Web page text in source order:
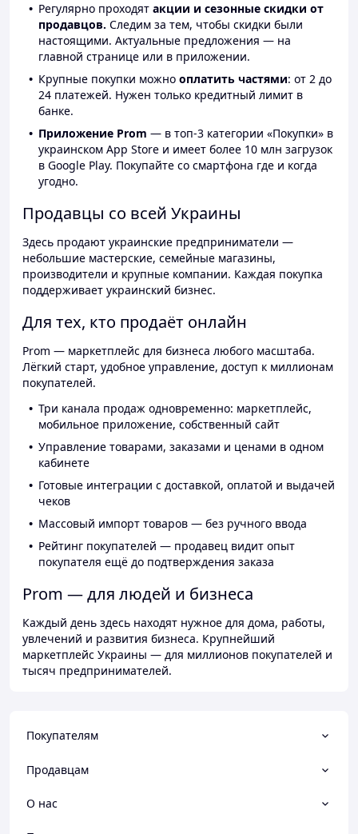
Регулярно проходят акции и сезонные скидки от
продавцов. Следим за тем, чтобы скидки были
настоящими. Актуальные предложения — на
главной странице или в приложении.
Крупные покупки можно оплатить частями: от 2 до
24 платежей. Нужен только кредитный лимит в
банке.
Приложение Prom — в топ-3 категории «Покупки» в
украинском App Store и имеет более 10 млн загрузок
в Google Play. Покупайте со смартфона где и когда
угодно.
Продавцы со всей Украины
Здесь продают украинские предприниматели —
небольшие мастерские, семейные магазины,
производители и крупные компании. Каждая покупка
поддерживает украинский бизнес.
Для тех, кто продаёт онлайн
Prom — маркетплейс для бизнеса любого масштаба.
Лёгкий старт, удобное управление, доступ к миллионам
покупателей.
Три канала продаж одновременно: маркетплейс,
мобильное приложение, собственный сайт
Управление товарами, заказами и ценами в одном
кабинете
Готовые интеграции с доставкой, оплатой и выдачей
чеков
Массовый импорт товаров — без ручного ввода
Рейтинг покупателей — продавец видит опыт
покупателя ещё до подтверждения заказа
Prom — для людей и бизнеса
Каждый день здесь находят нужное для дома, работы,
увлечений и развития бизнеса. Крупнейший
маркетплейс Украины — для миллионов покупателей и
тысяч предпринимателей.
Покупателям
Продавцам
О нас